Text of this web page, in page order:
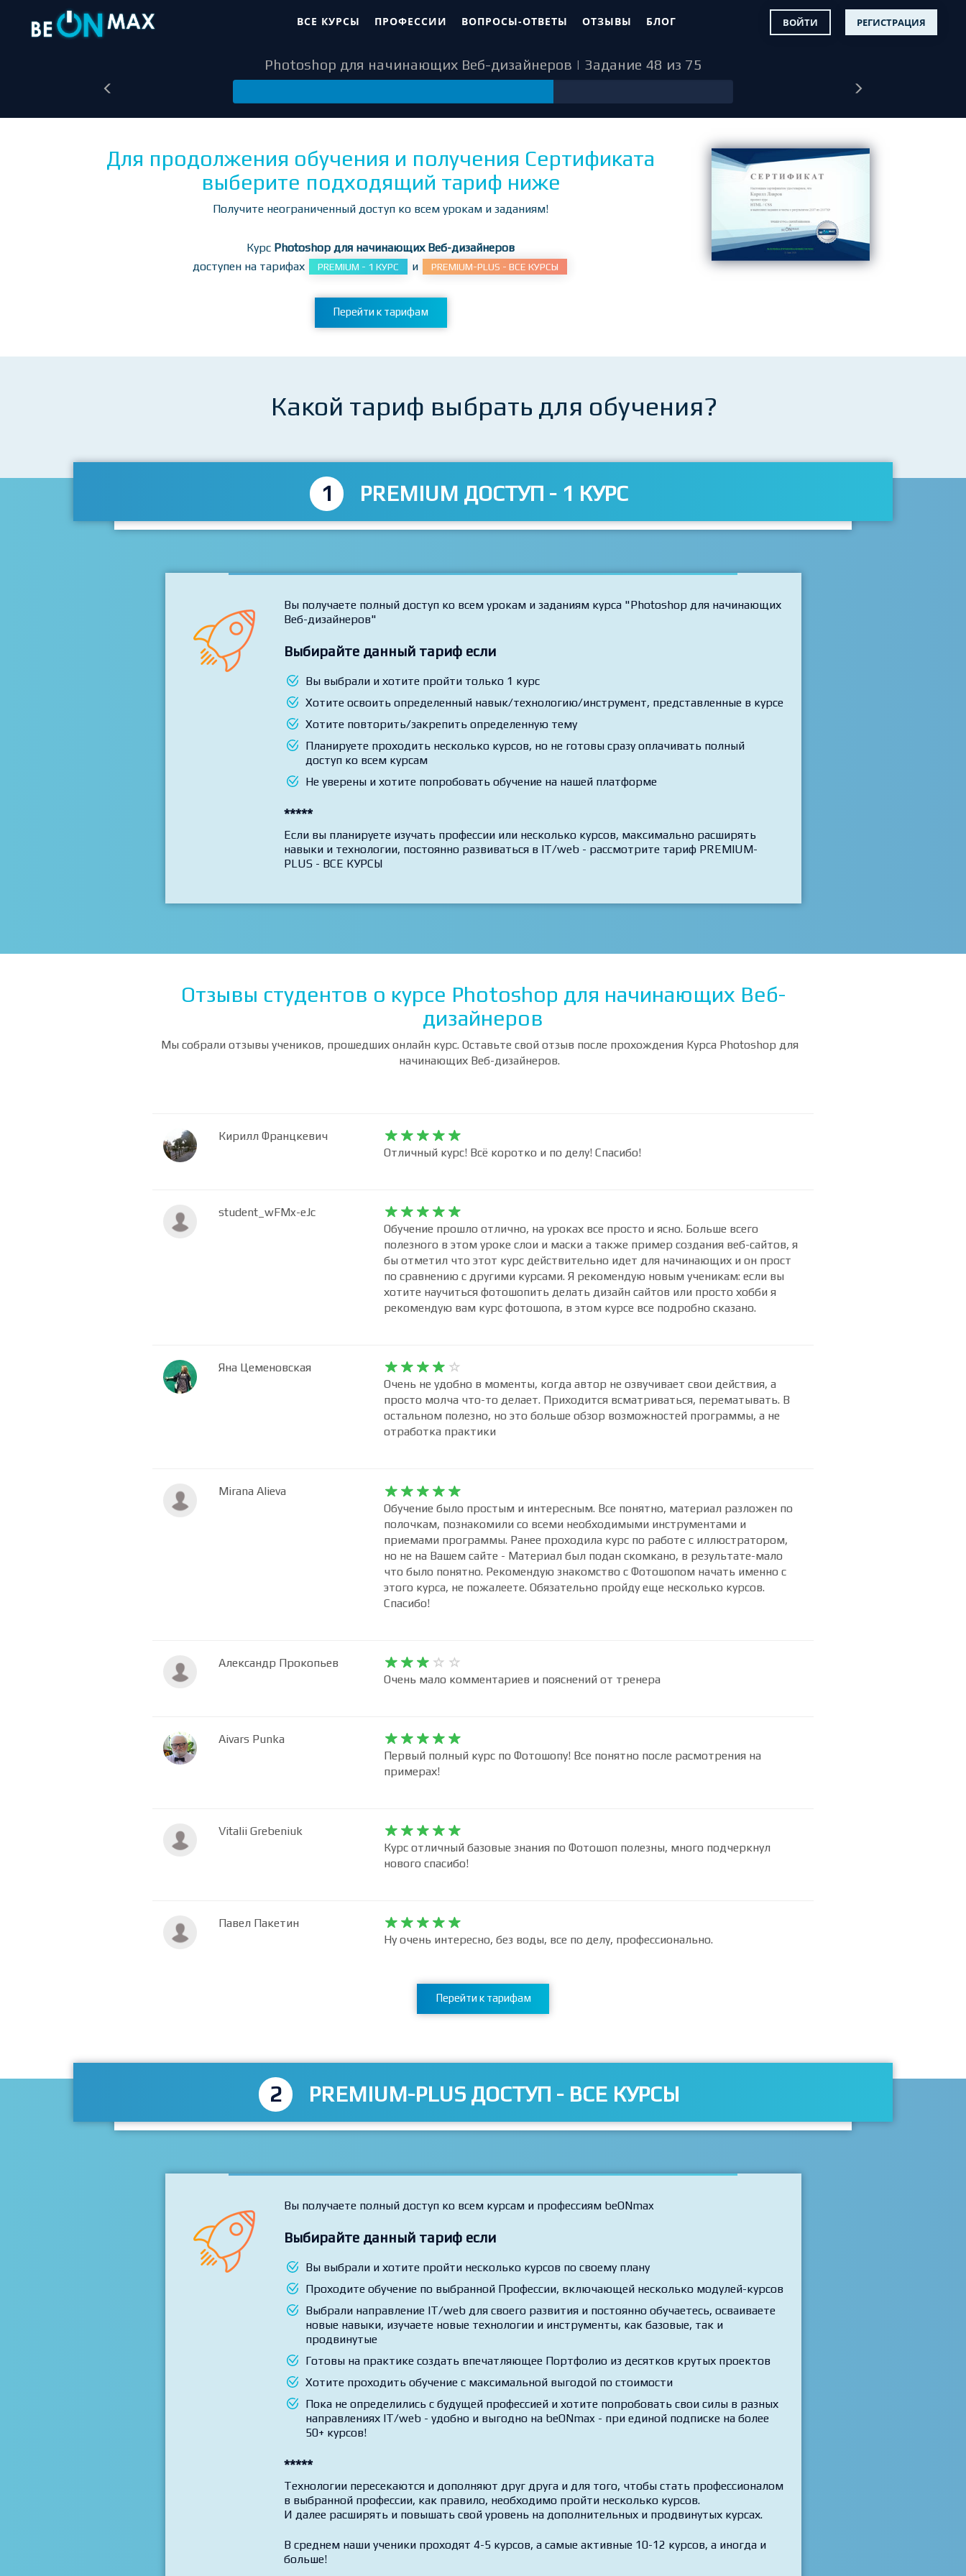
ВОЙТИ РЕГИСТРАЦИЯ
ВСЕ КУРСЫ ПРОФЕССИИ ВОПРОСЫ-ОТВЕТЫ ОТЗЫВЫ БЛОГ
Photoshop для начинающих Веб-дизайнеров | Задание 48 из 75
Для продолжения обучения и получения Сертификата
выберите подходящий тариф ниже
Получите неограниченный доступ ко всем урокам и заданиям!
Курс Photoshop для начинающих Веб-дизайнеров
доступен на тарифах
PREMIUM - 1 КУРС и PREMIUM-PLUS - ВСЕ КУРСЫ
Перейти к тарифам
Какой тариф выбрать для обучения?
1 PREMIUM ДОСТУП - 1 КУРС
Вы получаете полный доступ ко всем урокам и заданиям курса "Photoshop для начинающих
Веб-дизайнеров"
Выбирайте данный тариф если
Вы выбрали и хотите пройти только 1 курс
Хотите освоить определенный навык/технологию/инструмент, представленные в курсе
Хотите повторить/закрепить определенную тему
Планируете проходить несколько курсов, но не готовы сразу оплачивать полный
доступ ко всем курсам
Не уверены и хотите попробовать обучение на нашей платформе
*****
Если вы планируете изучать профессии или несколько курсов, максимально расширять
навыки и технологии, постоянно развиваться в IT/web - рассмотрите тариф PREMIUM-
PLUS - ВСЕ КУРСЫ
Отзывы студентов о курсе Photoshop для начинающих Веб-
дизайнеров
Мы собрали отзывы учеников, прошедших онлайн курс. Оставьте свой отзыв после прохождения Курса Photoshop для
начинающих Веб-дизайнеров.
Кирилл Францкевич     
    
Отличный курс! Всё коротко и по делу! Спасибо!
student_wFMx-eJc     
    
Обучение прошло отлично, на уроках все просто и ясно. Больше всего
полезного в этом уроке слои и маски а также пример создания веб-сайтов, я
бы отметил что этот курс действительно идет для начинающих и он прост
по сравнению с другими курсами. Я рекомендую новым ученикам: если вы
хотите научиться фотошопить делать дизайн сайтов или просто хобби я
рекомендую вам курс фотошопа, в этом курсе все подробно сказано.
Яна Цеменовская     
    
Очень не удобно в моменты, когда автор не озвучивает свои действия, а
просто молча что-то делает. Приходится всматриваться, перематывать. В
остальном полезно, но это больше обзор возможностей программы, а не
отработка практики
Mirana Alieva     
    
Обучение было простым и интересным. Все понятно, материал разложен по
полочкам, познакомили со всеми необходимыми инструментами и
приемами программы. Ранее проходила курс по работе с иллюстратором,
но не на Вашем сайте - Материал был подан скомкано, в результате-мало
что было понятно. Рекомендую знакомство с Фотошопом начать именно с
этого курса, не пожалеете. Обязательно пройду еще несколько курсов.
Спасибо!
Александр Прокопьев     
    
Очень мало комментариев и пояснений от тренера
Aivars Punka     
    
Первый полный курс по Фотошопу! Все понятно после расмотрения на
примерах!
Vitalii Grebeniuk     
    
Курс отличный базовые знания по Фотошоп полезны, много подчеркнул
нового спасибо!
Павел Пакетин     
    
Ну очень интересно, без воды, все по делу, профессионально.
Перейти к тарифам
2 PREMIUM-PLUS ДОСТУП - ВСЕ КУРСЫ
Вы получаете полный доступ ко всем курсам и профессиям beONmax
Выбирайте данный тариф если
Вы выбрали и хотите пройти несколько курсов по своему плану
Проходите обучение по выбранной Профессии, включающей несколько модулей-курсов
Выбрали направление IT/web для своего развития и постоянно обучаетесь, осваиваете
новые навыки, изучаете новые технологии и инструменты, как базовые, так и
продвинутые
Готовы на практике создать впечатляющее Портфолио из десятков крутых проектов
Хотите проходить обучение с максимальной выгодой по стоимости
Пока не определились с будущей профессией и хотите попробовать свои силы в разных
направлениях IT/web - удобно и выгодно на beONmax - при единой подписке на более
50+ курсов!
*****
Технологии пересекаются и дополняют друг друга и для того, чтобы стать профессионалом
в выбранной профессии, как правило, необходимо пройти несколько курсов.
И далее расширять и повышать свой уровень на дополнительных и продвинутых курсах.
В среднем наши ученики проходят 4-5 курсов, а самые активные 10-12 курсов, а иногда и
больше!